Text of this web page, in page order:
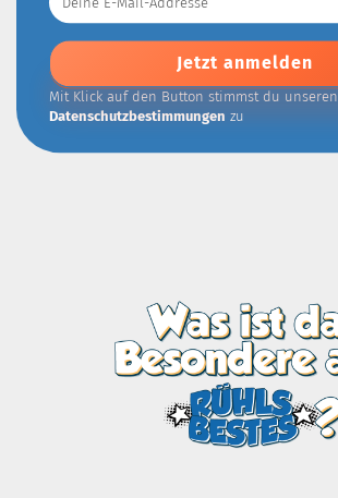
E-
Mail-
Addresse
Mit Klick auf den Button stimmst du unseren
Datenschutzbestimmungen zu